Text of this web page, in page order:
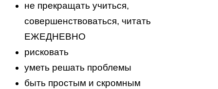
не прекращать учиться,
совершенствоваться, читать
ЕЖЕДНЕВНО
рисковать
уметь решать проблемы
быть простым и скромным